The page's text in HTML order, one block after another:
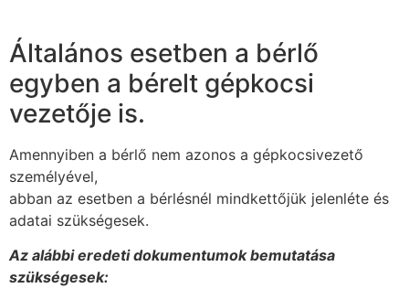
Általános esetben a bérlő
egyben a bérelt gépkocsi
vezetője is.
Amennyiben a bérlő nem azonos a gépkocsivezető
személyével,
abban az esetben a bérlésnél mindkettőjük jelenléte és
adatai szükségesek.
Az alábbi eredeti dokumentumok bemutatása
szükségesek: